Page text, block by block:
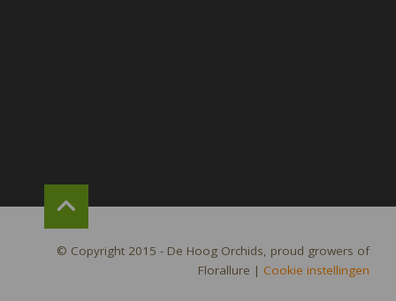
© Copyright 2015 - De Hoog Orchids, proud growers of
Florallure | Cookie instellingen